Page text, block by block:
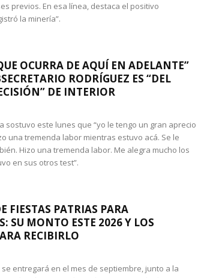
previos. En esa línea, destaca el positivo
la minería”.
OCURRA DE AQUÍ EN ADELANTE”
RODRÍGUEZ ES “DEL
DE INTERIOR
sostuvo este lunes que “yo le tengo un gran aprecio
una tremenda labor mientras estuvo acá. Se le
Hizo una tremenda labor. Me alegra mucho los
en sus otros test”.
FIESTAS PATRIAS PARA
SU MONTO ESTE 2026 Y LOS
RECIBIRLO
entregará en el mes de septiembre, junto a la